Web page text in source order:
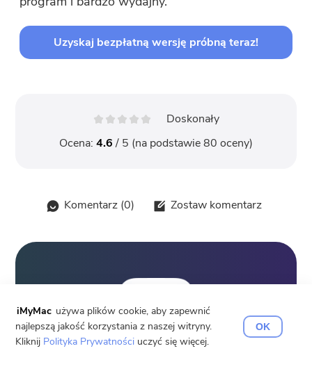
Uzyskaj bezpłatną wersję próbną teraz!
Doskonały
Ocena: 4.6/ 5 (na podstawie80 oceny)
Komentarz (0) Zostaw komentarz
iMyMac używa plików cookie, aby zapewnić
najlepszą jakość korzystania z naszej witryny.
Kliknij Polityka Prywatności uczyć się więcej.
OK